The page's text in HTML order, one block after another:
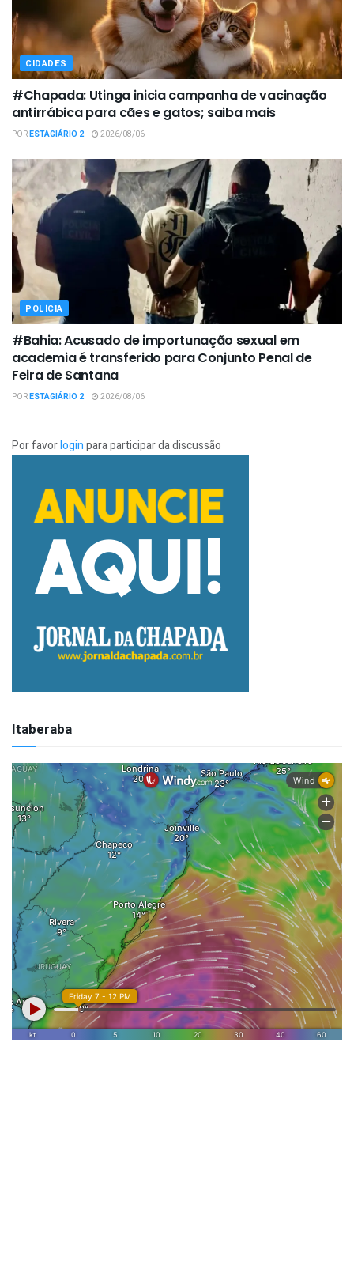
CIDADES
#Chapada: Utinga inicia campanha de vacinação
antirrábica para cães e gatos; saiba mais
PORESTAGIÁRIO 2 2026/08/06
POLÍCIA
#Bahia: Acusado de importunação sexual em
academia é transferido para Conjunto Penal de
Feira de Santana
PORESTAGIÁRIO 2 2026/08/06
Por favorloginpara participar da discussão
Itaberaba